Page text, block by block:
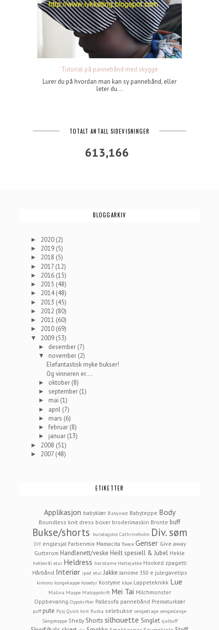
Tutorial på pannebånd med skygge
Lurer du på hvordan man kan sy pannebånd, eller
leter du...
TOTALT ANTALL SIDEVISNINGER
613,166
BLOGGARKIV
► 2020 (2)
► 2019 (5)
► 2018 (5)
► 2017 (12)
► 2016 (15)
► 2015 (48)
► 2014(48)
► 2013 (45)
► 2012 (80)
► 2011 (60)
► 2010 (69)
▼ 2009 (53)
► desember (7)
▼ november (2)
Elefantastisk myke bukser!
Og vinneren er....
► oktober (8)
►september (1)
► mai (1)
► april (7)
► mars (6)
►februar (8)
► januar (13)
► 2008 (51)
► 2007 (48)
ETIKETTER
Applikasjon babyklær Babynest Babyteppe Body
Boundless knit dress boxer broderimaskin Bronte buff
Bukse/shorts bursdagstol Cathrineholm Div. søm
DIY englesjal Farbenmix Mamacita fleece Genser Give away
Gutterom Handlenett/veske Heilt spesiell & Jubel Hekle
heklenål etui Heldress herzdame Hettejakke Hooked zpagetti
Hårbånd Interiør ipad etui Jakke Janome 350 e julegavetips
kimono kongekappe kosedyr Kostyme kåpe Lappeteknikk Lue
Malina Mappe Matoppskrift Mei Tai Milchmonster
Oppbevaring Oppskrifter Pallesofa pannebånd Prematurklær
puff pute Pysj Quick knit Ruska selebukse sengedrage sengeslange
Sengeteppe Shelly Shorts silhouette Singlet sjalbuff